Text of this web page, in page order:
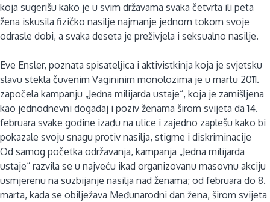
koja sugerišu kako je u svim državama svaka četvrta ili peta
žena iskusila fizičko nasilje najmanje jednom tokom svoje
odrasle dobi, a svaka deseta je preživjela i seksualno nasilje.
Eve Ensler, poznata spisateljica i aktivistkinja koja je svjetsku
slavu stekla čuvenim Vagininim monolozima je u martu 2011.
započela kampanju „Jedna milijarda ustaje“, koja je zamišljena
kao jednodnevni događaj i poziv ženama širom svijeta da 14.
februara svake godine izađu na ulice i zajedno zaplešu kako bi
pokazale svoju snagu protiv nasilja, stigme i diskriminacije
Od samog početka održavanja, kampanja „Jedna milijarda
ustaje“ razvila se u najveću ikad organizovanu masovnu akciju
usmjerenu na suzbijanje nasilja nad ženama; od februara do 8.
marta, kada se obilježava Međunarodni dan žena, širom svijeta